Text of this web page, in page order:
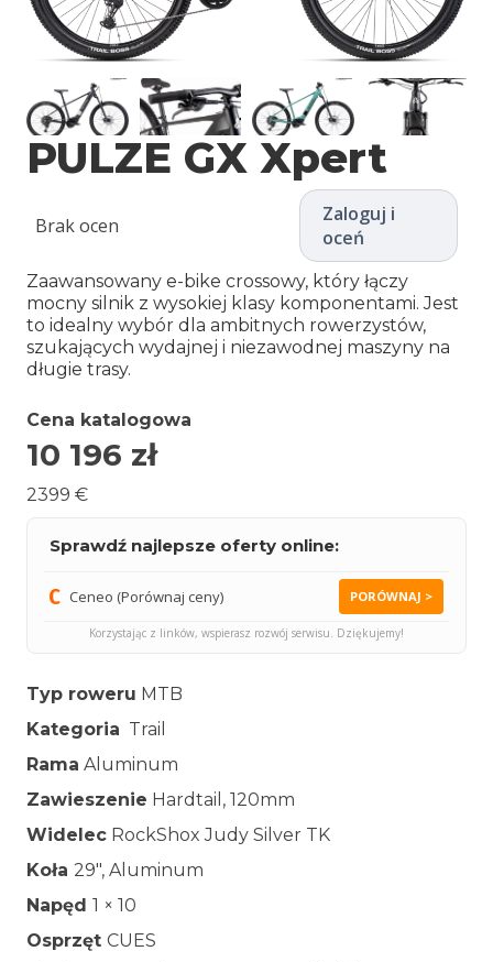
PULZE GX Xpert
Brak ocen
Zaloguj i
oceń
Zaawansowany e-bike crossowy, który łączy
mocny silnik z wysokiej klasy komponentami. Jest
to idealny wybór dla ambitnych rowerzystów,
szukających wydajnej i niezawodnej maszyny na
długie trasy.
Cena katalogowa
10 196 zł
2399 €
Sprawdź najlepsze oferty online:
Ceneo (Porównaj ceny) PORÓWNAJ >
Korzystając z linków, wspierasz rozwój serwisu. Dziękujemy!
Typ roweru MTB
Kategoria Trail
Rama Aluminum
Zawieszenie Hardtail, 120mm
Widelec RockShox Judy Silver TK
Koła 29″, Aluminum
Napęd 1 × 10
Osprzęt CUES